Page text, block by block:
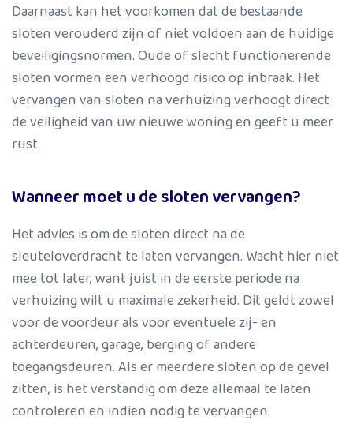
Daarnaast kan het voorkomen dat de bestaande
sloten verouderd zijn of niet voldoen aan de huidige
beveiligingsnormen. Oude of slecht functionerende
sloten vormen een verhoogd risico op inbraak. Het
vervangen van sloten na verhuizing verhoogt direct
de veiligheid van uw nieuwe woning en geeft u meer
rust.
Wanneer moet u de sloten vervangen?
Het advies is om de slotendirect na de
sleuteloverdracht te laten vervangen. Wacht hier niet
mee tot later, want juist in de eerste periode na
verhuizing wilt u maximale zekerheid. Dit geldt zowel
voor de voordeur als voor eventuele zij- en
achterdeuren, garage, berging of andere
toegangsdeuren. Als er meerdere sloten op de gevel
zitten, is het verstandig om deze allemaal te laten
controleren en indien nodig te vervangen.